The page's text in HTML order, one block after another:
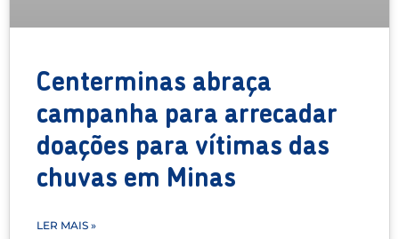
Centerminas abraça
campanha para arrecadar
doações para vítimas das
chuvas em Minas
LER MAIS »